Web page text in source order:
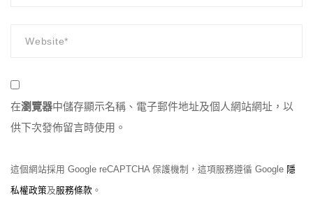
在瀏覽器中儲存顯示名稱、電子郵件地址及個人網站網址，以
供下次發佈留言時使用。
這個網站採用 Google reCAPTCHA 保護機制，這項服務遵循 Google 隱
私權政策及服務條款 。